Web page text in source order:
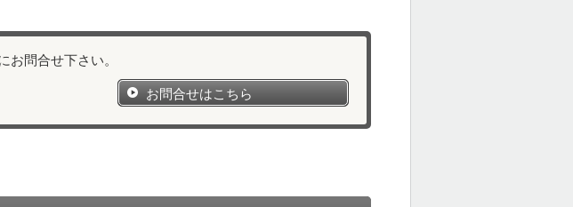
お問合せ下さい。
お問合せはこちら